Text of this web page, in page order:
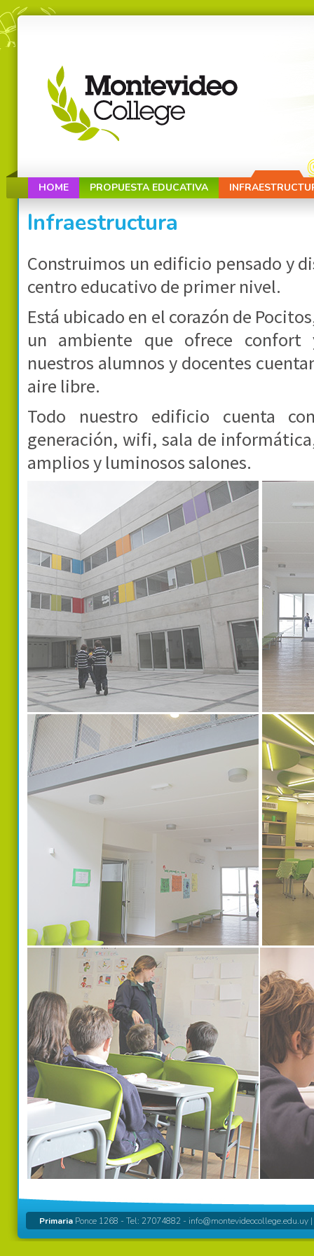
HOME PROPUESTA EDUCATIVA
Infraestructura
Construimos un edificio pensado y
centro educativo de primer nivel.
Está ubicado en el corazón de
un ambiente que ofrece confort
nuestros alumnos y docentes
aire libre.
Todo nuestro edificio cuenta
generación, wifi, sala de
amplios y luminosos salones.
Primaria Ponce 1268 - Tel: 27074882 - info@montevideocollege.edu.uy |